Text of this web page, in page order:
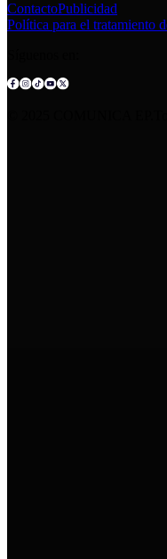
ContactoPublicidad
Política para el tratamiento